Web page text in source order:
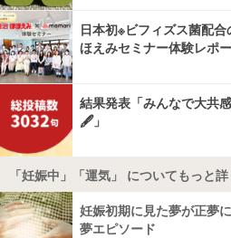
日本初※ビフィズス菌配
ほえみセミナー体験レポ
結果発表「みんなで大共
🖋️」
「妊娠中」「運気」 についてもっと
妊娠初期に見た夢が正夢
夢エピソード